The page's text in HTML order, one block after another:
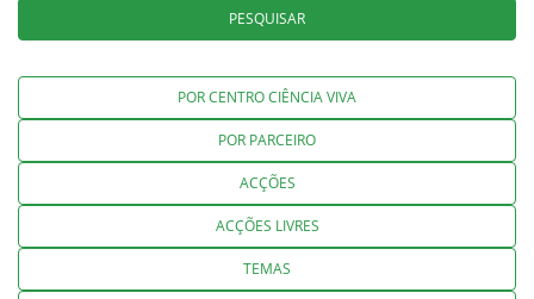
PESQUISAR
POR CENTRO CIÊNCIA VIVA
POR PARCEIRO
ACÇÕES
ACÇÕES LIVRES
TEMAS